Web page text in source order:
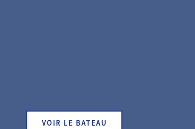
VOIR LE BATEAU